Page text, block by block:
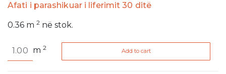
Afati i parashikuar i liferimit 30 ditë
0.36 m2 në stok.
Crea
m2 Add to cart